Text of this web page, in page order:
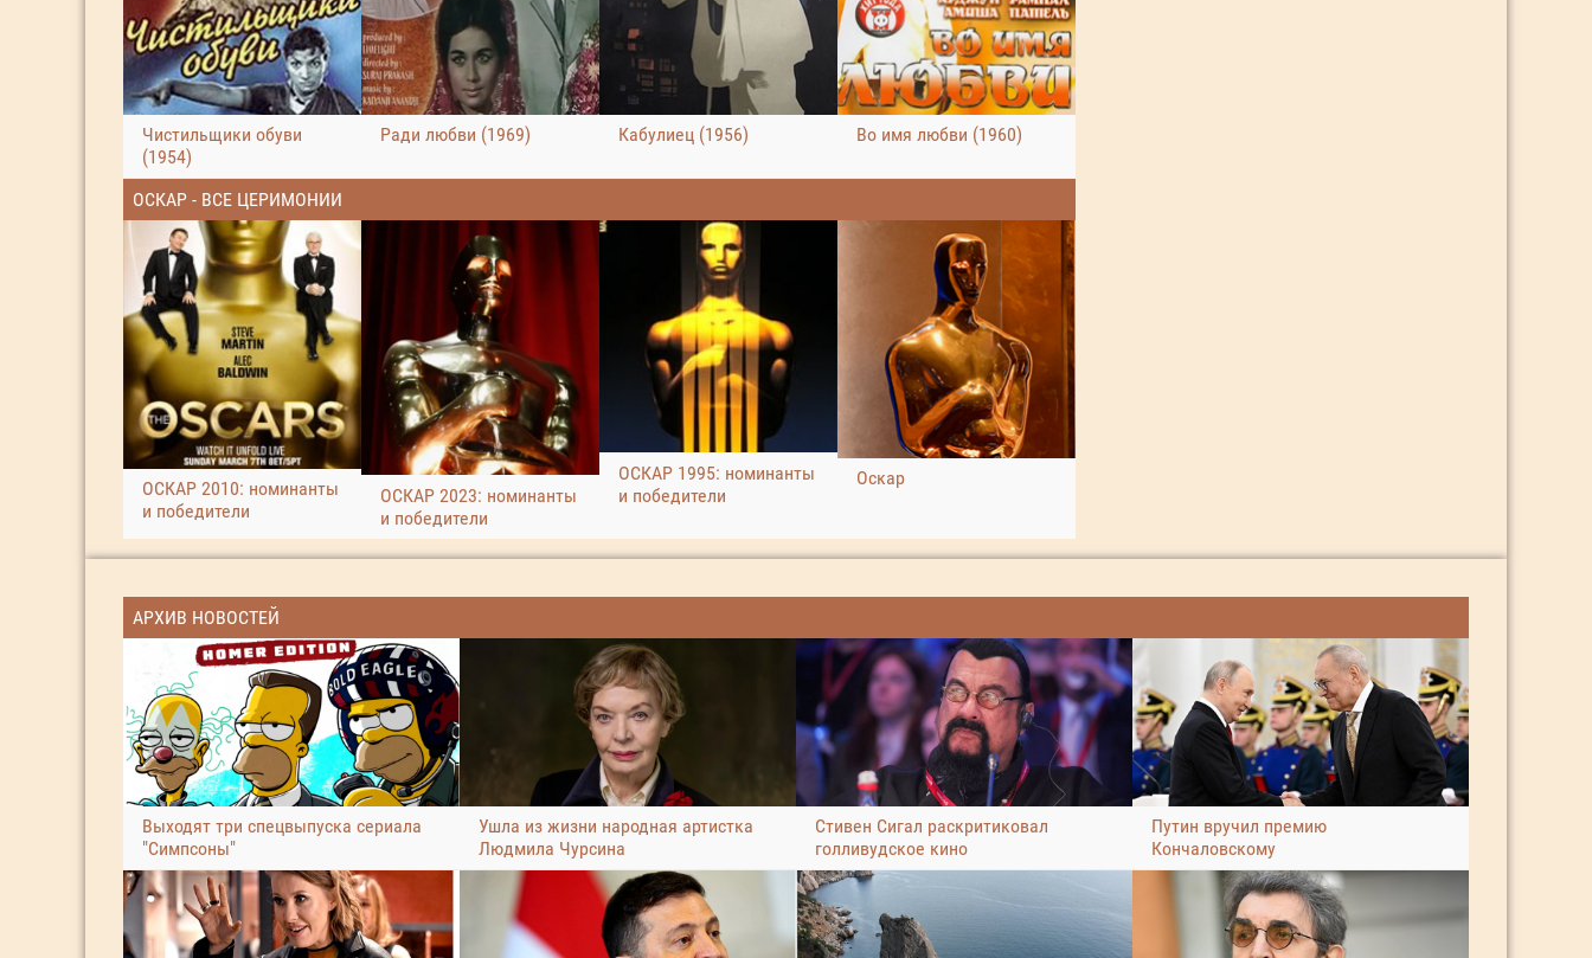
Чистильщики обуви
(1954)
Ради любви (1969) Кабулиец (1956) Во имя любви (1960)
ОСКАР - ВСЕ ЦЕРИМОНИИ
ОСКАР 2010: номинанты
и победители
ОСКАР 2023: номинанты
и победители
ОСКАР 1995: номинанты
и победители
Оскар
АРХИВ НОВОСТЕЙ
Выходят три спецвыпуска сериала
"Симпсоны"
Ушла из жизни народная артистка
Людмила Чурсина
Стивен Сигал раскритиковал
голливудское кино
Путин вручил премию
Кончаловскому